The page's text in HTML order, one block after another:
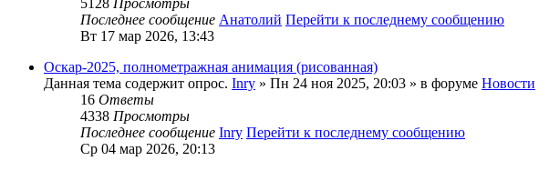
5128 Просмотры
Последнее сообщение Анатолий Перейти к последнему сообщению
Вт 17 мар 2026, 13:43
Оскар-2025, полнометражная анимация (рисованная)
Данная тема содержит опрос. Inry » Пн 24 ноя 2025, 20:03 » в форуме Новости
16 Ответы
4338 Просмотры
Последнее сообщение Inry Перейти к последнему сообщению
Ср 04 мар 2026, 20:13